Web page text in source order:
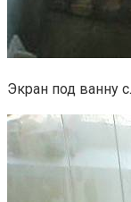
Экран под ванну